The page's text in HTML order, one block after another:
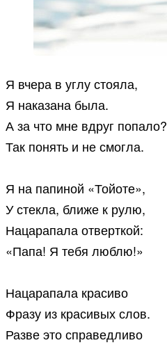
Я вчера в углу стояла,
Я наказана была.
А за что мне вдруг попало?
Так понять и не смогла.
Я на папиной «Тойоте»,
У стекла, ближе к рулю,
Нацарапала отверткой:
«Папа! Я тебя люблю!»
Нацарапала красиво
Фразу из красивых слов.
Разве это справедливо